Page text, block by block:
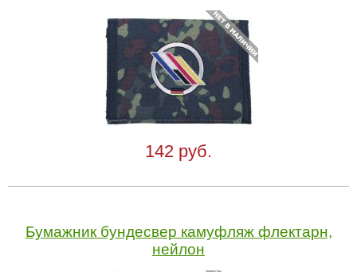
142 руб.
Бумажник бундесвер камуфляж флектарн,
нейлон